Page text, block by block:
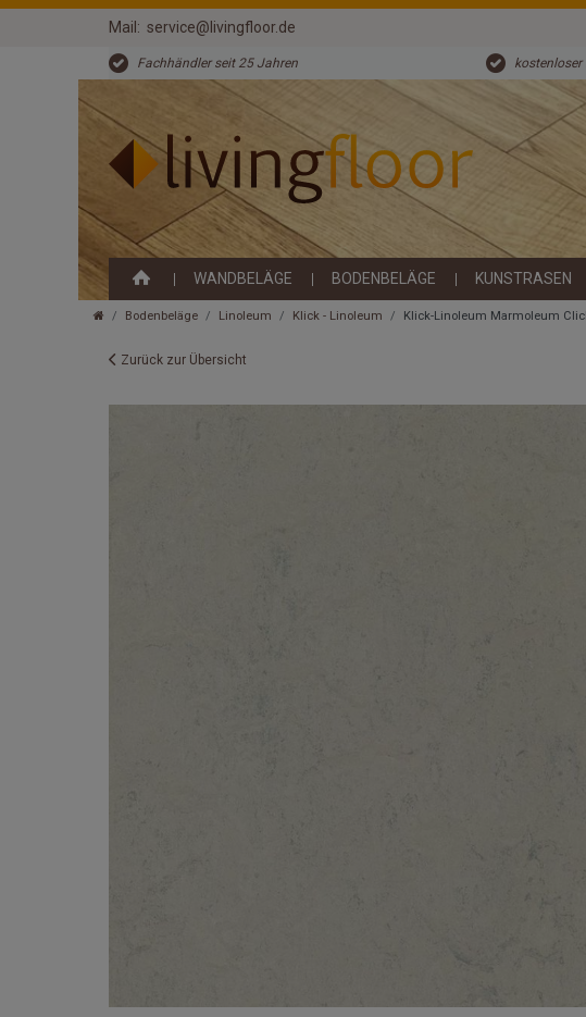
Mail: service@livingfloor.de
Fachhändler seit 25 Jahren kostenloser
WANDBELÄGE BODENBELÄGE KUNSTRASEN
Bodenbeläge Linoleum Klick - Linoleum Klick-Linoleum Marmoleum
Zurück zur Übersicht